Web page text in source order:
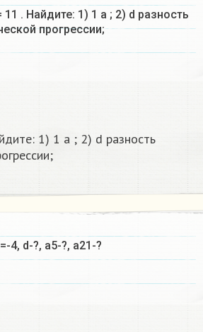
11 . Найдите: 1) 1 a ; 2) d разность
прогрессии;
1) 1 a ; 2) d разность
4, d-?, a5-?, a21-?